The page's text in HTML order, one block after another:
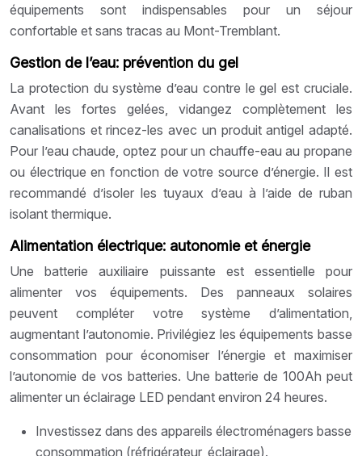
équipements sont indispensables pour un séjour
confortable et sans tracas au Mont-Tremblant.
Gestion de l’eau: prévention du gel
La protection du système d’eau contre le gel est cruciale.
Avant les fortes gelées, vidangez complètement les
canalisations et rincez-les avec un produit antigel adapté.
Pour l’eau chaude, optez pour un chauffe-eau au propane
ou électrique en fonction de votre source d’énergie. Il est
recommandé d’isoler les tuyaux d’eau à l’aide de ruban
isolant thermique.
Alimentation électrique: autonomie et énergie
Une batterie auxiliaire puissante est essentielle pour
alimenter vos équipements. Des panneaux solaires
peuvent compléter votre système d’alimentation,
augmentant l’autonomie. Privilégiez les équipements basse
consommation pour économiser l’énergie et maximiser
l’autonomie de vos batteries. Une batterie de 100Ah peut
alimenter un éclairage LED pendant environ 24 heures.
Investissez dans des appareils électroménagers basse
consommation (réfrigérateur, éclairage).